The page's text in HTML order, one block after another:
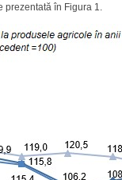
în Figura 1.